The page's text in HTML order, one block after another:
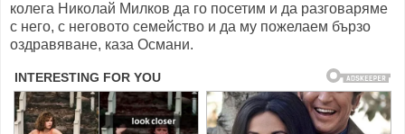
колега Николай Милков да го посетим и да разговаряме
с него, с неговото семейство и да му пожелаем бързо
оздравяване, каза Османи.